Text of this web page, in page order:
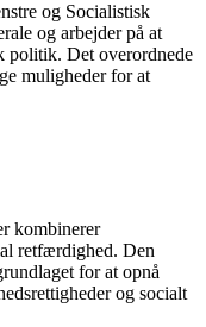
og Socialistisk
og arbejder på at
politik. Det overordnede
muligheder for at
kombinerer
retfærdighed. Den
for at opnå
og socialt